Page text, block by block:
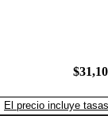
El precio incluye tasas